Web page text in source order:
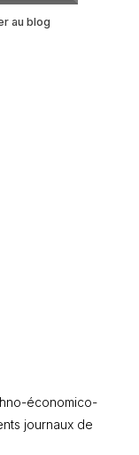
au blog
économico-
journaux de